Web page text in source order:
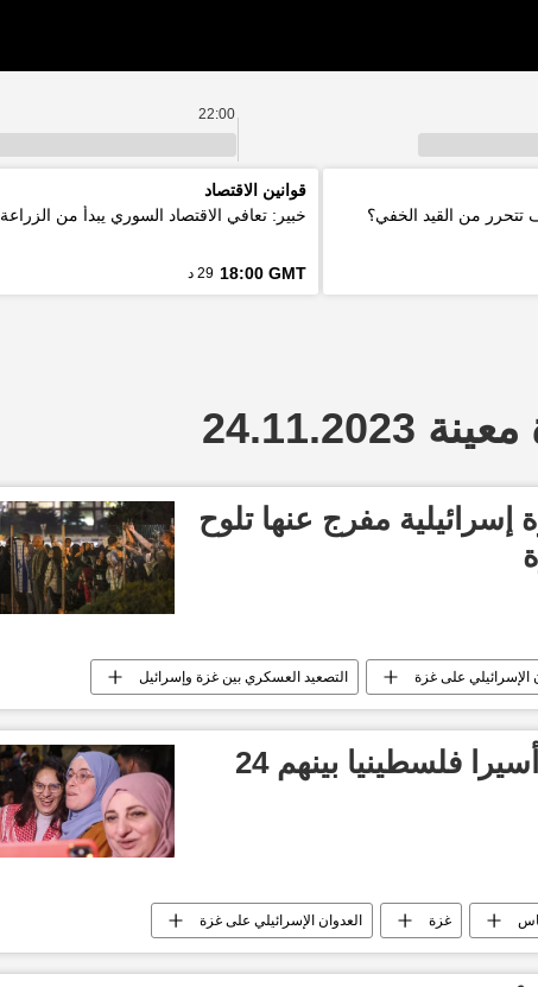
22:00
تتحرر من القيد الخفي؟
قوانين الاقتصاد
خبير: تعافي الاقتصاد السوري يبدأ من الزراعة
18:00 GMT 29 د
إسرائيلية مفرج عنها تلوح
الإسرائيلي على غزة التصعيد العسكري بين غزة وإسرائيل
إسرائيل تفرج عن 39 أسيرا فلسطينيا بينهم 24
غزة العدوان الإسرائيلي على غزة
العالم العربي